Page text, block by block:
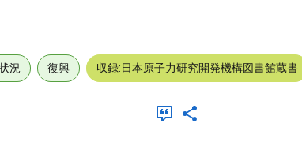
況 復興 収録:日本原子力研究開発機構図書館蔵書